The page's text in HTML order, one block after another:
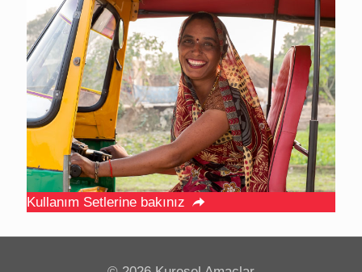
Kullanım Setlerine bakınız